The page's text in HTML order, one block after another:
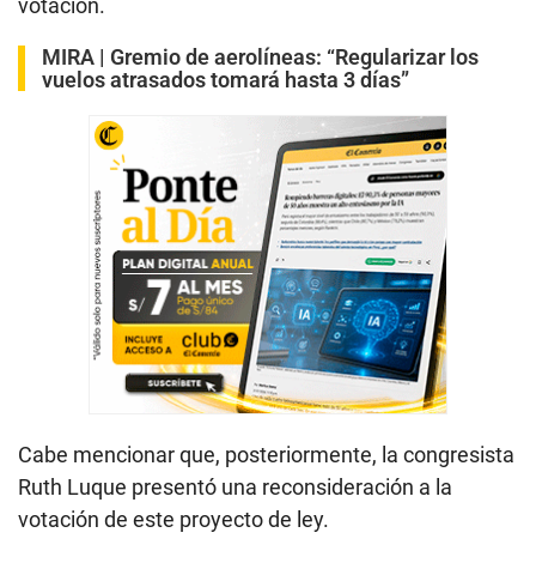
MIRA | Gremio de aerolíneas: “Regularizar los
vuelos atrasados tomará hasta 3 días”
Cabe mencionar que, posteriormente, la congresista
Ruth Luque presentó una reconsideración a la
votación de este proyecto de ley.